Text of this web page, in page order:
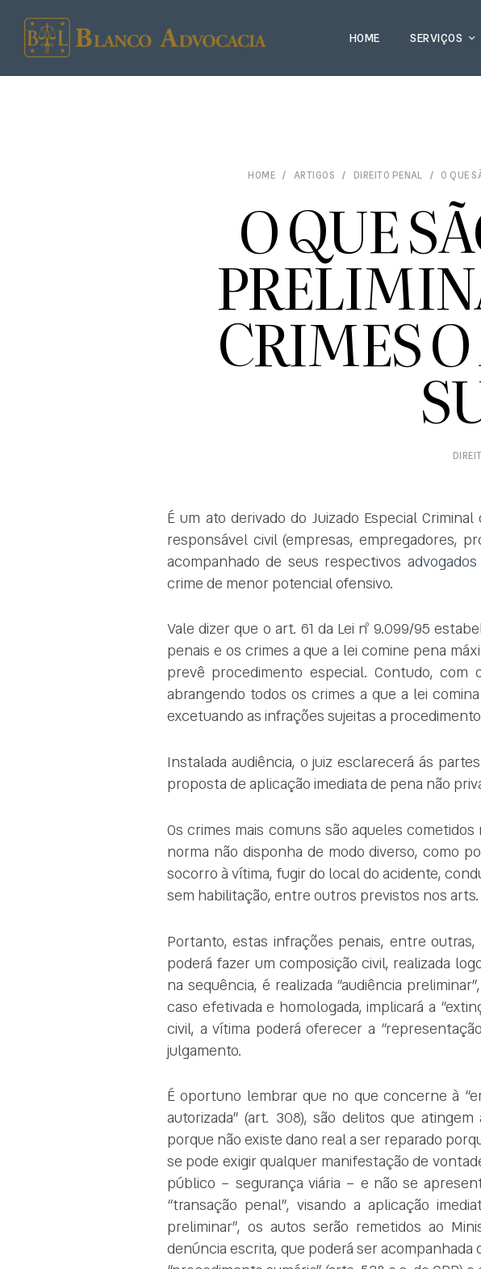
HOME SERVIÇOS
HOME ARTIGOS DIREITO PENAL O QUE
O QUE
CRIMES
É um ato derivado do Juizado Especial
responsável civil (empresas, empregadores,
acompanhado de seus respectivos
crime de menor potencial ofensivo.
Vale dizer que o art. 61 da Lei nº 9.099/95
penais e os crimes a que a lei comine pena
prevê procedimento especial. Contudo, com
abrangendo todos os crimes a que a lei
excetuando as infrações sujeitas a
Instalada audiência, o juiz esclarecerá ás
proposta de aplicação imediata de pena não
Os crimes mais comuns são aqueles
norma não disponha de modo diverso, como
socorro à vítima, fugir do local do acidente,
sem habilitação, entre outros previstos nos arts.
Portanto, estas infrações penais, entre
poderá fazer um composição civil, realizada
na sequência, é realizada “audiência
caso efetivada e homologada, implicará a
civil, a vítima poderá oferecer a
julgamento.
É oportuno lembrar que no que concerne à
autorizada” (art. 308), são delitos que
porque não existe dano real a ser reparado
se pode exigir qualquer manifestação de
público – segurança viária – e não se
“transação penal”, visando a aplicação
preliminar”, os autos serão remetidos ao
denúncia escrita, que poderá ser acompanhada